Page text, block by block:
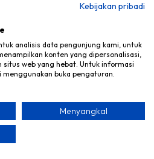
Anda menyetujuiPemberitahuan
Berdaya Optima - Semua Hak
Kebijakan pribadi
analisis data pengunjung kami, untuk
konten yang dipersonalisasi,
situs web yang hebat. Untuk informasi
buka pengaturan.
Menyangkal